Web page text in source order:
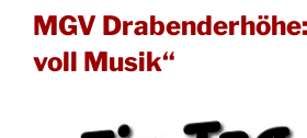
MGV
voll Musik“